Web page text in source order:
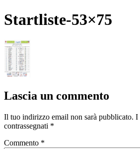
Startliste-53×75
Lascia un commento
Il tuo indirizzo email non sarà pubblicato. I
contrassegnati *
Commento *